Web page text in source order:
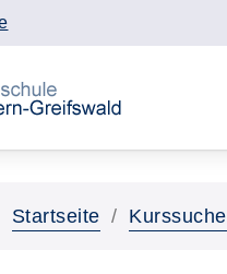
Startseite Kurssuche